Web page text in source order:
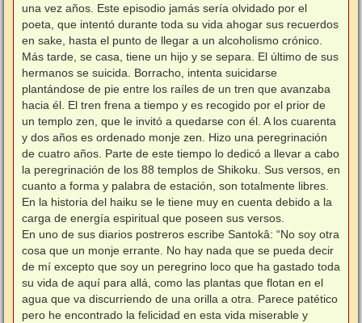
e
una vez años. Este episodio jamás sería olvidado por el
poeta, que intentó durante toda su vida ahogar sus recuerdos
en sake, hasta el punto de llegar a un alcoholismo crónico.
Más tarde, se casa, tiene un hijo y se separa. El último de sus
hermanos se suicida. Borracho, intenta suicidarse
plantándose de pie entre los raíles de un tren que avanzaba
hacia él. El tren frena a tiempo y es recogido por el prior de
un templo zen, que le invitó a quedarse con él. A los cuarenta
y dos años es ordenado monje zen. Hizo una peregrinación
de cuatro años. Parte de este tiempo lo dedicó a llevar a cabo
la peregrinación de los 88 templos de Shikoku. Sus versos, en
cuanto a forma y palabra de estación, son totalmente libres.
En la historia del haiku se le tiene muy en cuenta debido a la
carga de energía espiritual que poseen sus versos.
En uno de sus diarios postreros escribe Santokâ: “No soy otra
cosa que un monje errante. No hay nada que se pueda decir
de mí excepto que soy un peregrino loco que ha gastado toda
su vida de aquí para allá, como las plantas que flotan en el
agua que va discurriendo de una orilla a otra. Parece patético
pero he encontrado la felicidad en esta vida miserable y